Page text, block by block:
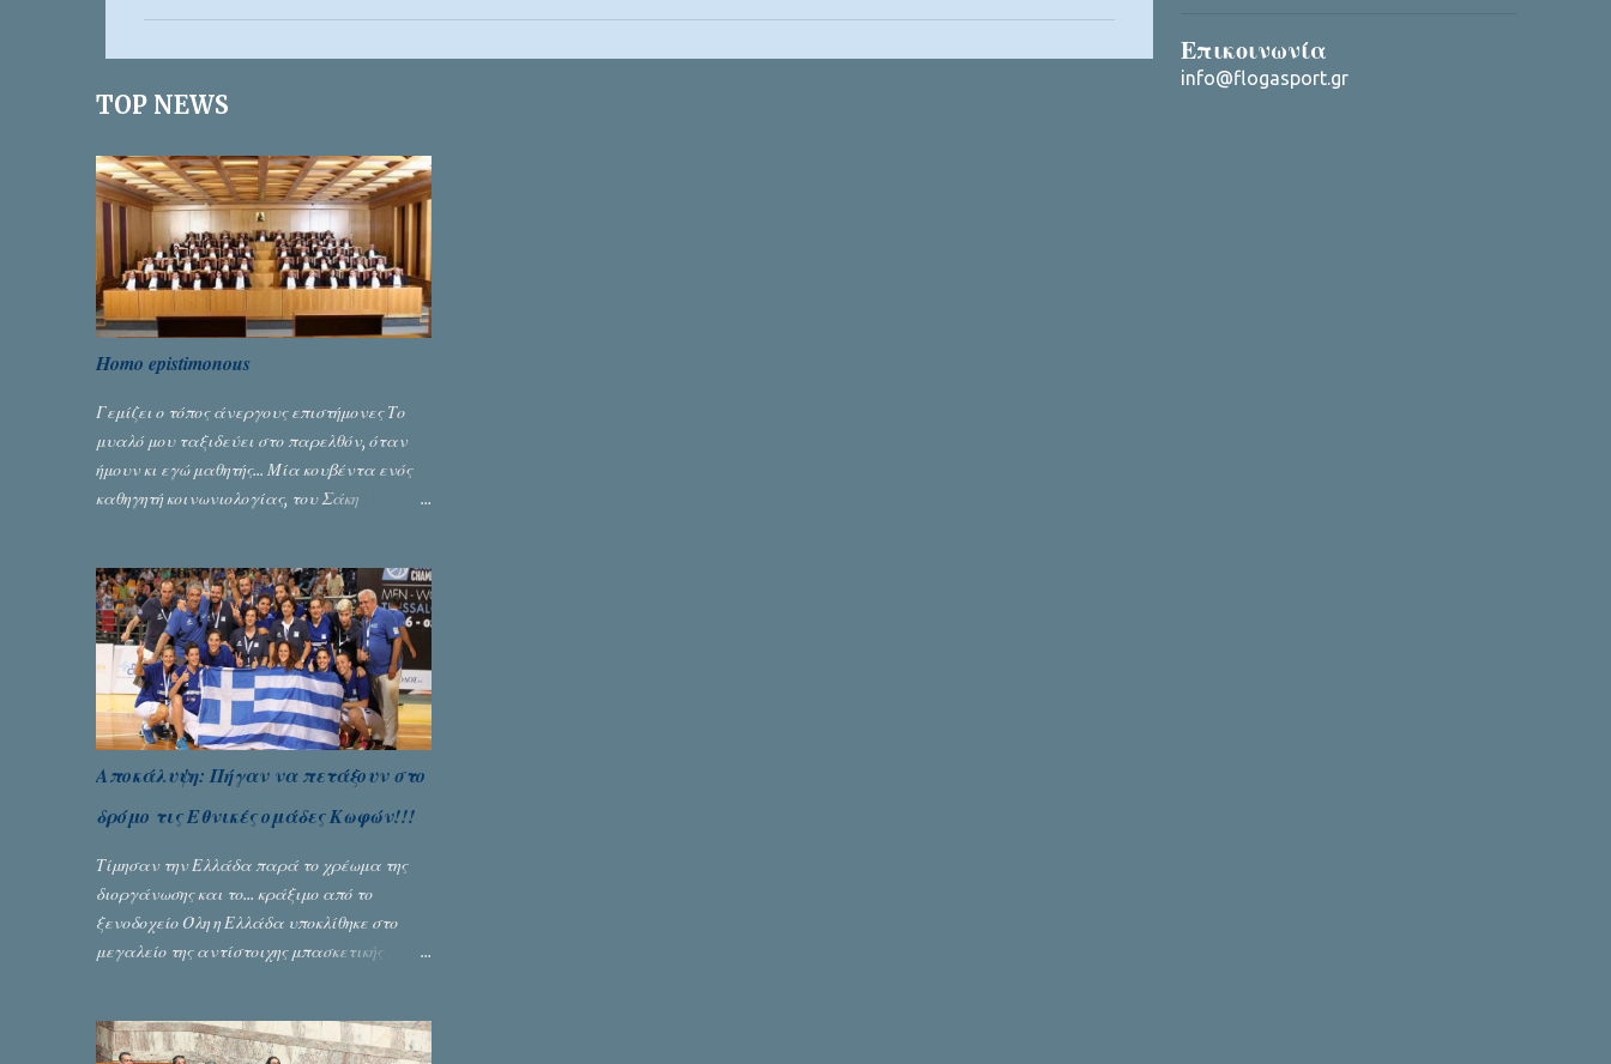
α
TOP NEWS
Homo epistimonous
Γεμίζει ο τόπος άνεργους επιστήμονες Το
μυαλό μου ταξιδεύει στο παρελθόν, όταν
ήμουν κι εγώ μαθητής... Μία κουβέντα ενός
καθηγητή κοινωνιολογίας, του Σάκη
Γράφει ο Σταύρος Αλευρογιάννης
Αποκάλυψη: Πήγαν να πετάξουν στο
δρόμο τις Εθνικές ομάδες Κωφών!!!
Τίμησαν την Ελλάδα παρά το χρέωμα της
διοργάνωσης και το... κράξιμο από το
ξενοδοχείο Όλη η Ελλάδα υποκλίθηκε στο
μεγαλείο της αντίστοιχης μπασκετικής
πρωταθλήματος κωφών που διεξήχθη στη
Επικοινωνία
info@flogasport.gr